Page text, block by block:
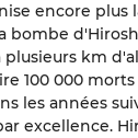
encore plus
bombe
plusieurs km
100 000
les années
excellence.